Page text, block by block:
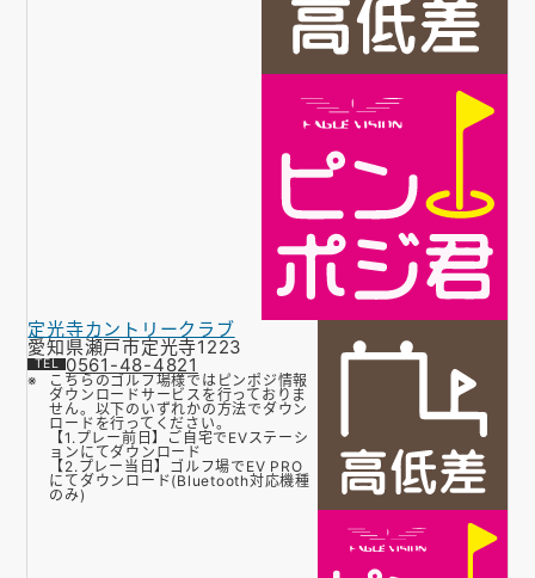
定光寺カントリークラブ
愛知県瀬戸市定光寺1223
0561-48-4821
こちらのゴルフ場様ではピンポジ情報
ダウンロードサービスを行っておりま
せん。以下のいずれかの方法でダウン
ロードを行ってください。
【1.プレー前日】ご自宅でEVステーシ
ョンにてダウンロード
【2.プレー当日】ゴルフ場でEV PRO
にてダウンロード(Bluetooth対応機種
のみ)